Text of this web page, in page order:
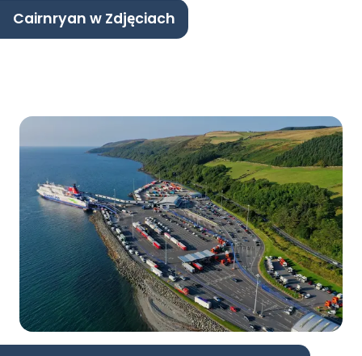
Cairnryan w Zdjęciach